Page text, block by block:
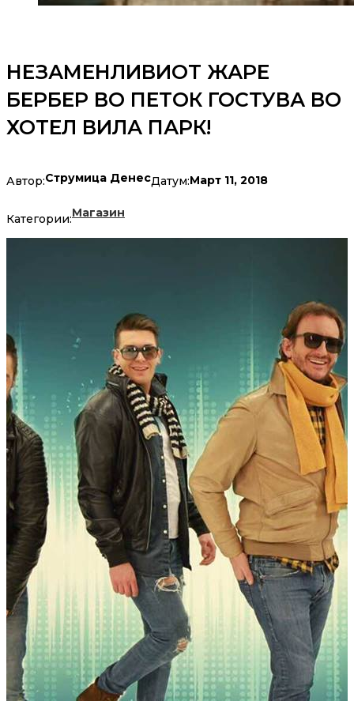
НЕЗАМЕНЛИВИОТ ЖАРЕ
БЕРБЕР ВО ПЕТОК ГОСТУВА ВО
ХОТЕЛ ВИЛА ПАРК!
Автор:Струмица ДенесДатум:Март 11, 2018
Категории:Магазин